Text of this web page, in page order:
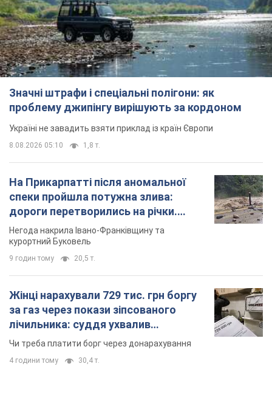
На Прикарпатті після аномальної
спеки пройшла потужна злива:
дороги перетворились на річки.
Відео
Негода накрила Івано-Франківщину та
20,5 т.
Жінці нарахували 729 тис. грн боргу
за газ через покази зіпсованого
лічильника: суддя ухвалив
неочікуване рішення
Чи треба платити борг через донарахування
4 години тому 30,4 т.